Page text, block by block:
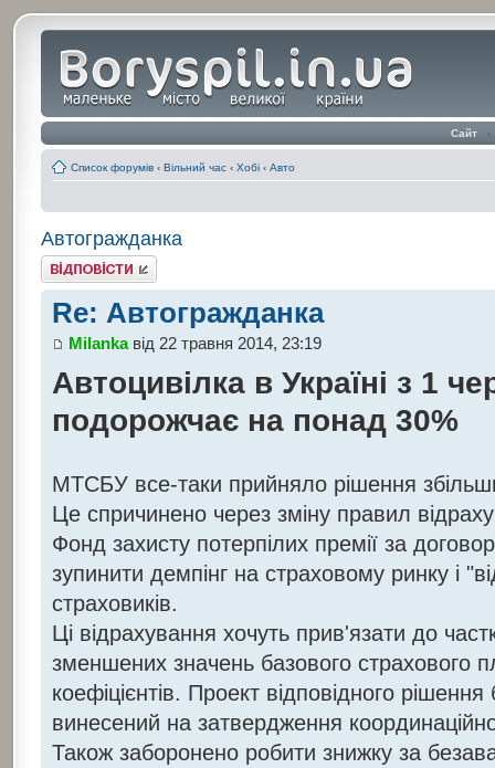
Сайт ‹
Список форумів ‹ Вільний час ‹ Хобі ‹ Авто
Автогражданка
Відповісти
Re: Автогражданка
Milankaвід 22 травня 2014, 23:19
Автоцивілка в Україні з 1
подорожчає на понад 30%
МТСБУ все-таки прийняло рішення
Це спричинено через зміну правил
Фонд захисту потерпілих премії за
зупинити демпінг на страховому ринку і
страховиків.
Ці відрахування хочуть прив'язати до
зменшених значень базового страхового
коефіцієнтів. Проект відповідного
винесений на затвердження
Також заборонено робити знижку за